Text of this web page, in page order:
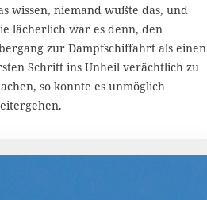
wissen, niemand wußte das, und
lächerlich war es denn, den
zur Dampfschiffahrt als einen
Schritt ins Unheil verächtlich zu
so konnte es unmöglich